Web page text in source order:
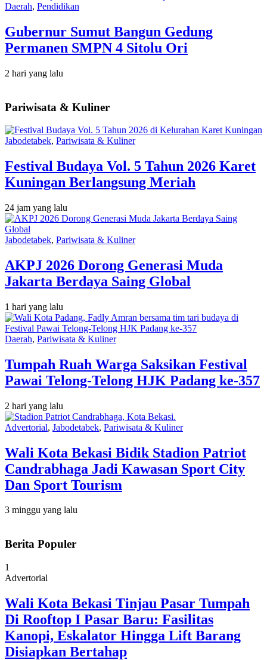
Daerah, Pendidikan
Gubernur Sumut Bangun Gedung
Permanen SMPN 4 Sitolu Ori
2 hari yang lalu
Pariwisata & Kuliner
Jabodetabek, Pariwisata & Kuliner
Festival Budaya Vol. 5 Tahun 2026 Karet
Kuningan Berlangsung Meriah
24 jam yang lalu
Jabodetabek, Pariwisata & Kuliner
AKPJ 2026 Dorong Generasi Muda
Jakarta Berdaya Saing Global
1 hari yang lalu
Daerah, Pariwisata & Kuliner
Tumpah Ruah Warga Saksikan Festival
Pawai Telong-Telong HJK Padang ke-357
2 hari yang lalu
Advertorial, Jabodetabek, Pariwisata & Kuliner
Wali Kota Bekasi Bidik Stadion Patriot
Candrabhaga Jadi Kawasan Sport City
Dan Sport Tourism
3 minggu yang lalu
Berita Populer
1
Advertorial
Wali Kota Bekasi Tinjau Pasar Tumpah
Di Rooftop I Pasar Baru: Fasilitas
Kanopi, Eskalator Hingga Lift Barang
Disiapkan Bertahap